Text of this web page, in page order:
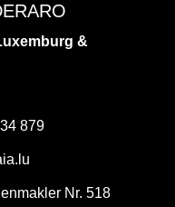
&
879
Nr. 518